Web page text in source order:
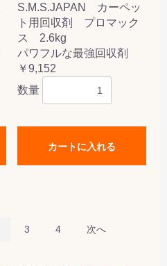
S.M.S.JAPAN カーペッ
ト用回収剤 プロマック
ス 2.6kg
パワフルな最強回収剤
￥9,152
数量
カートに入れる
3 4 次へ